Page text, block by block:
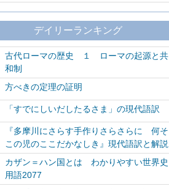
デイリーランキング
古代ローマの歴史 １ ローマの起源と共
和制
方べきの定理の証明
「すでにしいだしたるさま」の現代語訳
『多摩川にさらす手作りさらさらに 何そ
この児のここだかなしき』現代語訳と解説
カザン＝ハン国とは わかりやすい世界史
用語2077